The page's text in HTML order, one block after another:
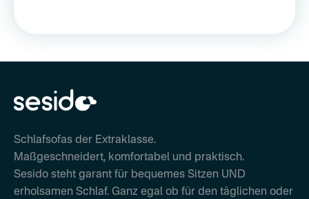
Schlafsofas der Extraklasse.
Maßgeschneidert, komfortabel und praktisch.
Sesido steht garant für bequemes Sitzen UND
erholsamen Schlaf. Ganz egal ob für den täglichen oder